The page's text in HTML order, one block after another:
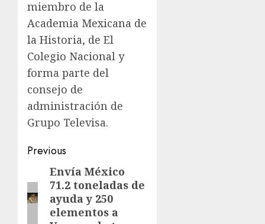
miembro de la
Academia Mexicana de
la Historia, de El
Colegio Nacional y
forma parte del
consejo de
administración de
Grupo Televisa.
Previous
Envía México
71.2 toneladas de
ayuda y 250
elementos a